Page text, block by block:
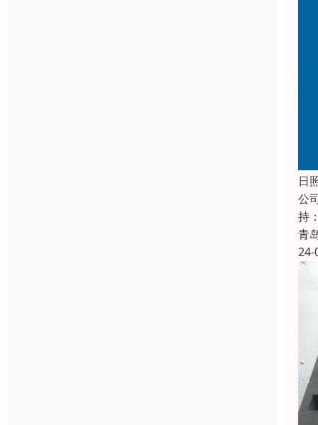
日
公
持
青
24-